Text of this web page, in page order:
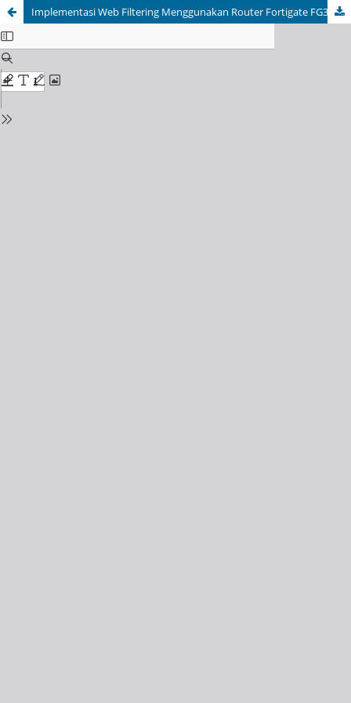
Implementasi Web Filtering Menggunakan Router Fortigate FG300D